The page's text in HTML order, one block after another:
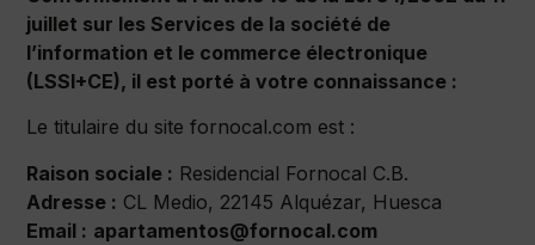
juillet sur les Services de la société de
l’information et le commerce électronique
(LSSI+CE), il est porté à votre connaissance :
Le titulaire du site fornocal.com est :
Raison sociale : Residencial Fornocal C.B.
Adresse : CL Medio, 22145 Alquézar, Huesca
Email : apartamentos@fornocal.com